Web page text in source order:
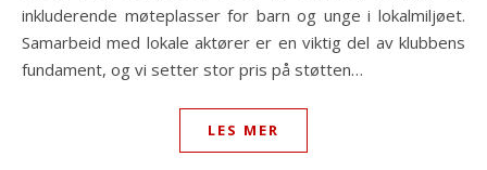
inkluderende møteplasser for barn og unge i lokalmiljøet.
Samarbeid med lokale aktører er en viktig del av klubbens
fundament, og vi setter stor pris på støtten…
LES MER